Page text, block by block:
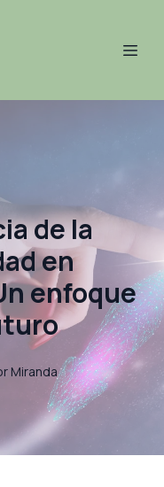
de la
en
enfoque
Miranda